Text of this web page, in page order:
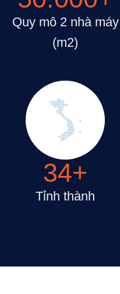
Quy mô 2 nhà máy
(m2)
34+
Tỉnh thành